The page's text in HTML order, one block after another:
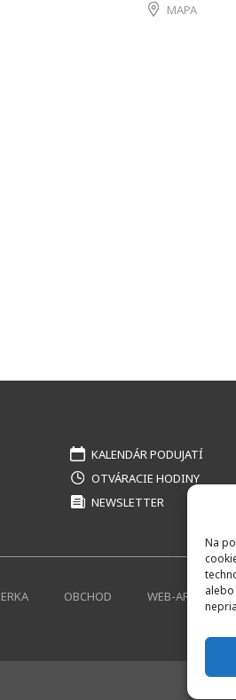
Na
MAPA
KALENDÁR PODUJATÍ
OTVÁRACIE HODINY
NEWSLETTER
OBCHOD WEB-ARCHÍV